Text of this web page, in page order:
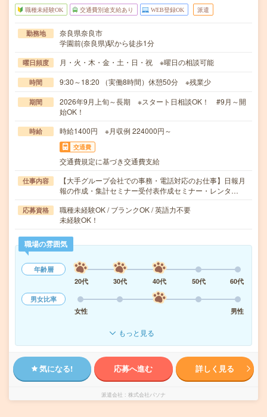
職種未経験OK 交通費別途支給あり WEB登録OK 派遣
勤務地
奈良県奈良市
学園前(奈良県)駅から徒歩1分
曜日頻度 月・火・木・金・土・日・祝 ※曜日の相談可能
時間 9:30～18:20 （実働8時間）休憩50分 ※残業少
期間
2026年9月上旬～長期 ※スタート日相談OK！ #9月～開
始OK！
時給 時給1400円 ※月収例 224000円～
交通費
交通費規定に基づき交通費支給
仕事内容
【大手グループ会社での事務・電話対応のお仕事】日報月
報の作成・集計セミナー受付表作成セミナー・レンタ…
応募資格
職種未経験OK / ブランクOK / 英語力不要
未経験OK！
職場の雰囲気
年齢層
20代
30代 40代 50代
60代
男女比率
女性
男性
もっと見る
気になる! 応募へ進む 詳しく見る
派遣会社 株式会社パソナ